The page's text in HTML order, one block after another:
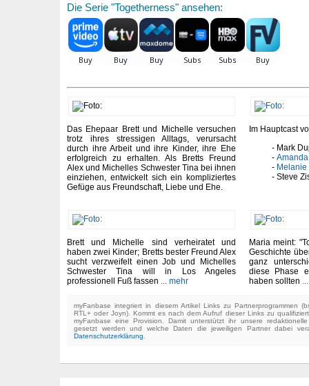
Die Serie "Togetherness" ansehen:
Das Ehepaar Brett und Michelle versuchen
trotz ihres stressigen Alltags, verursacht
durch ihre Arbeit und ihre Kinder, ihre Ehe
erfolgreich zu erhalten. Als Bretts Freund
Alex und Michelles Schwester Tina bei ihnen
einziehen, entwickelt sich ein kompliziertes
Gefüge aus Freundschaft, Liebe und Ehe.
Im Hauptcast
Mark
Melanie
Steve
Brett und Michelle sind verheiratet und
haben zwei Kinder; Bretts bester Freund Alex
sucht verzweifelt einen Job und Michelles
Schwester Tina will in Los Angeles
professionell Fuß fassen ... mehr
Maria meint:
Geschichte
ganz
diese Phase
haben sollten
myFanbase integriert in diesem Artikel Links zu Partnerprogrammen
RTL+ oder Joyn). Kommt es nach dem Aufruf dieser Links zu
myFanbase eine Provision. Damit unterstützt ihr unsere
gesetzt werden und welche Daten die jeweiligen Partner dabei
Datenschutzerklärung